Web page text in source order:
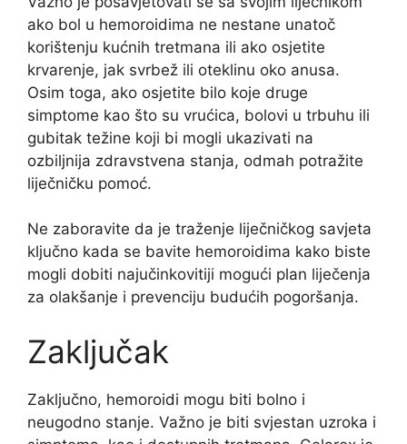
ako bol u hemoroidima ne nestane unatoč
korištenju kućnih tretmana ili ako osjetite
krvarenje, jak svrbež ili oteklinu oko anusa.
Osim toga, ako osjetite bilo koje druge
simptome kao što su vrućica, bolovi u trbuhu ili
gubitak težine koji bi mogli ukazivati ​​na
ozbiljnija zdravstvena stanja, odmah potražite
liječničku pomoć.
Ne zaboravite da je traženje liječničkog savjeta
ključno kada se bavite hemoroidima kako biste
mogli dobiti najučinkovitiji mogući plan liječenja
za olakšanje i prevenciju budućih pogoršanja.
Zaključak
Zaključno, hemoroidi mogu biti bolno i
neugodno stanje. Važno je biti svjestan uzroka i